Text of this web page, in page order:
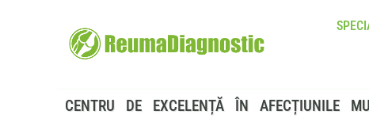
CENTRU DE EXCELENȚĂ ÎN AFECȚIUNILE